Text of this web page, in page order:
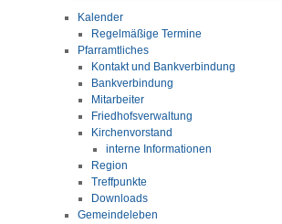
Kalender
Regelmäßige Termine
Pfarramtliches
Kontakt und Bankverbindung
Bankverbindung
Mitarbeiter
Friedhofsverwaltung
Kirchenvorstand
interne Informationen
Region
Treffpunkte
Downloads
Gemeindeleben